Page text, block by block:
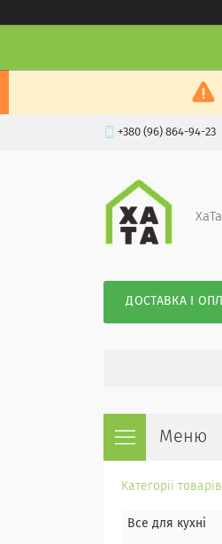
+380 (96) 864-94-23
XaTa
ДОСТАВКА І
Категорії товарів
Все для кухні